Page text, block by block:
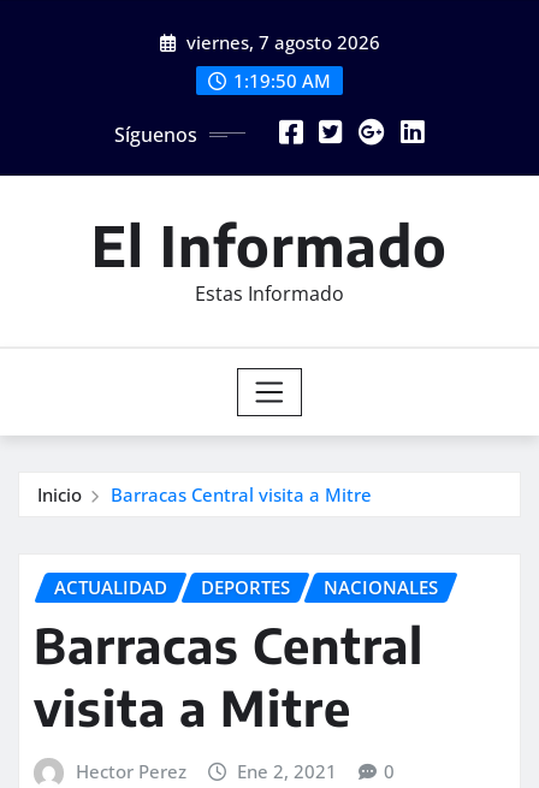
viernes, 7 agosto 2026
1:19:51 AM
Síguenos
El Informado
Estas Informado
Inicio Barracas Central visita a Mitre
ACTUALIDAD DEPORTES NACIONALES
Barracas Central
visita a Mitre
Hector Perez Ene 2, 2021 0